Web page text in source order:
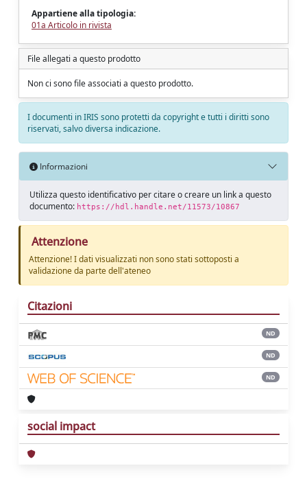
Appartiene alla tipologia:
01a Articolo in rivista
File allegati a questo prodotto
Non ci sono file associati a questo prodotto.
I documenti in IRIS sono protetti da copyright e tutti i diritti sono
riservati, salvo diversa indicazione.
Informazioni
Utilizza questo identificativo per citare o creare un link a questo
documento: https://hdl.handle.net/11573/10867
Attenzione
Attenzione! I dati visualizzati non sono stati sottoposti a
validazione da parte dell'ateneo
Citazioni
ND
ND
ND
social impact